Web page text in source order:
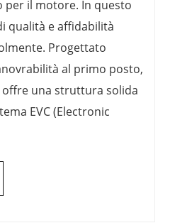
per il motore. In questo
qualità e affidabilità
Progettato
al primo posto,
offre una struttura solida
EVC (Electronic